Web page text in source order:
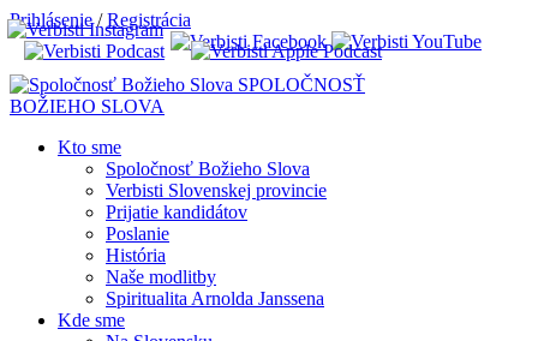
Prihlásenie /Registrácia
SPOLOČNOSŤ
BOŽIEHO SLOVA
Kto sme
Spoločnosť Božieho Slova
Verbisti Slovenskej provincie
Prijatie kandidátov
Poslanie
História
Naše modlitby
Spiritualita Arnolda Janssena
Kde sme